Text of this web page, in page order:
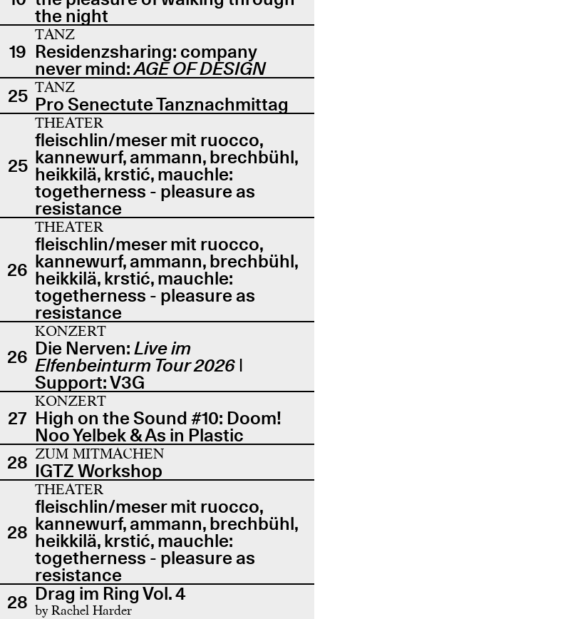
the night
19
TANZ
Residenzsharing: company
never mind:AGE OF DESIGN
25 TANZ
Pro Senectute Tanznachmittag
25
THEATER
fleischlin/meser mit ruocco,
kannewurf, ammann, brechbühl,
heikkilä, krstić, mauchle:
togetherness - pleasure as
resistance
26
THEATER
fleischlin/meser mit ruocco,
kannewurf, ammann, brechbühl,
heikkilä, krstić, mauchle:
togetherness - pleasure as
resistance
26
KONZERT
Die Nerven:Live im
Elfenbeinturm Tour 2026 |
Support: V3G
27
KONZERT
High on the Sound #10: Doom!
Noo Yelbek & As in Plastic
28 ZUM MITMACHEN
IGTZ Workshop
28
THEATER
fleischlin/meser mit ruocco,
kannewurf, ammann, brechbühl,
heikkilä, krstić, mauchle:
togetherness - pleasure as
resistance
28 Drag im Ring Vol. 4
by Rachel Harder